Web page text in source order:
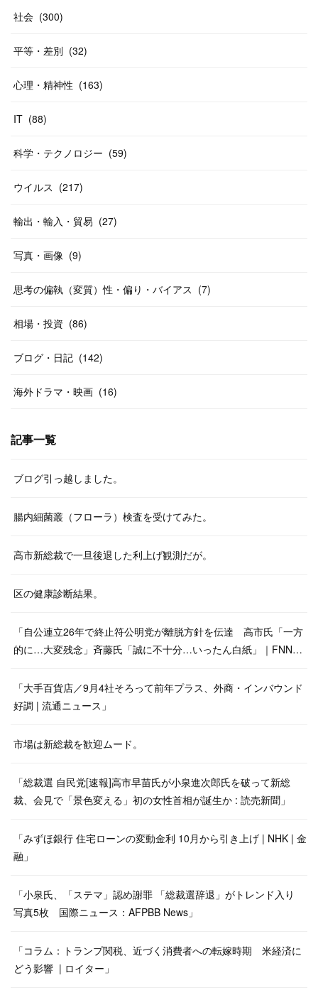
社会 (300)
平等・差別 (32)
心理・精神性 (163)
IT (88)
科学・テクノロジー (59)
ウイルス (217)
輸出・輸入・貿易 (27)
写真・画像 (9)
思考の偏執（変質）性・偏り・バイアス (7)
相場・投資 (86)
ブログ・日記 (142)
海外ドラマ・映画 (16)
記事一覧
ブログ引っ越しました。
腸内細菌叢（フローラ）検査を受けてみた。
高市新総裁で一旦後退した利上げ観測だが。
区の健康診断結果。
「自公連立26年で終止符公明党が離脱方針を伝達 高市氏「一方
的に…大変残念」斉藤氏「誠に不十分…いったん白紙」｜FNN…
「大手百貨店／9月4社そろって前年プラス、外商・インバウンド
好調 | 流通ニュース」
市場は新総裁を歓迎ムード。
「総裁選 自民党[速報]高市早苗氏が小泉進次郎氏を破って新総
裁、会見で「景色変える」初の女性首相が誕生か : 読売新聞」
「みずほ銀行 住宅ローンの変動金利 10月から引き上げ | NHK | 金
融」
「小泉氏、「ステマ」認め謝罪 「総裁選辞退」がトレンド入り
写真5枚 国際ニュース：AFPBB News」
「コラム：トランプ関税、近づく消費者への転嫁時期 米経済に
どう影響 | ロイター」